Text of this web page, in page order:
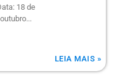
18 de
outubro...
LEIA MAIS »